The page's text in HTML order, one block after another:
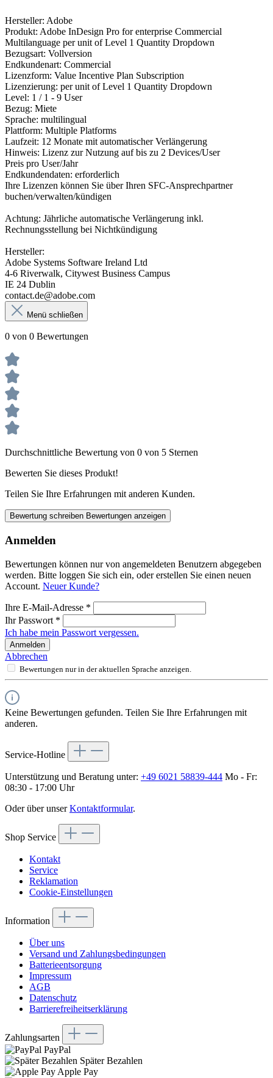
Hersteller: Adobe
Produkt: Adobe InDesign Pro for enterprise Commercial
Multilanguage per unit of Level 1 Quantity Dropdown
Bezugsart: Vollversion
Endkundenart: Commercial
Lizenzform: Value Incentive Plan Subscription
Lizenzierung: per unit of Level 1 Quantity Dropdown
Level: 1 / 1 - 9 User
Bezug: Miete
Sprache: multilingual
Plattform: Multiple Platforms
Laufzeit: 12 Monate mit automatischer Verlängerung
Hinweis: Lizenz zur Nutzung auf bis zu 2 Devices/User
Preis pro User/Jahr
Endkundendaten: erforderlich
Ihre Lizenzen können Sie über Ihren SFC-Ansprechpartner
buchen/verwalten/kündigen
Achtung: Jährliche automatische Verlängerung inkl.
Rechnungsstellung bei Nichtkündigung
Hersteller:
Adobe Systems Software Ireland Ltd
4-6 Riverwalk, Citywest Business Campus
IE 24 Dublin
contact.de@adobe.com
Menü schließen
0 von 0 Bewertungen
Durchschnittliche Bewertung von 0 von 5 Sternen
Bewerten Sie dieses Produkt!
Teilen Sie Ihre Erfahrungen mit anderen Kunden.
Bewertung schreiben Bewertungen anzeigen
Anmelden
Bewertungen können nur von angemeldeten Benutzern abgegeben
werden. Bitte loggen Sie sich ein, oder erstellen Sie einen neuen
Account. Neuer Kunde?
Ihre E-Mail-Adresse *
Ihr Passwort *
Ich habe mein Passwort vergessen.
Anmelden
Abbrechen
Bewertungen nur in der aktuellen Sprache anzeigen.
Keine Bewertungen gefunden. Teilen Sie Ihre Erfahrungen mit
anderen.
Service-Hotline
Unterstützung und Beratung unter: +49 6021 58839-444 Mo - Fr:
08:30 - 17:00 Uhr
Oder über unserKontaktformular.
Shop Service
Kontakt
Service
Reklamation
Cookie-Einstellungen
Information
Über uns
Versand und Zahlungsbedingungen
Batterieentsorgung
Impressum
AGB
Datenschutz
Barrierefreiheitserklärung
Zahlungsarten
PayPal
Später Bezahlen
Apple Pay